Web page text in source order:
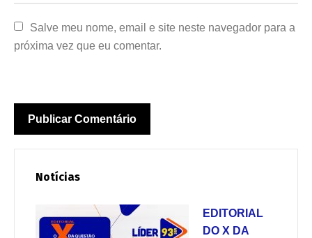
Salve meu nome, email e site neste navegador para a
próxima vez que eu comentar.
Notícias
EDITORIAL
DO X DA